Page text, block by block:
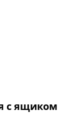
с ящиком